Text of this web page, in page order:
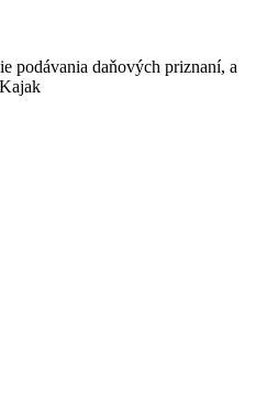
podávania daňových priznaní, a